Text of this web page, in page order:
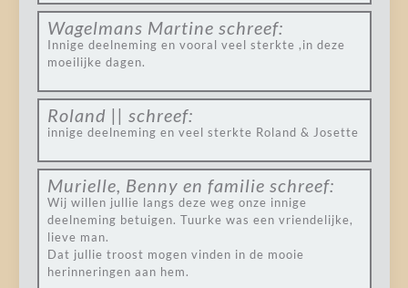
Wagelmans Martine schreef:
Innige deelneming en vooral veel sterkte ,in deze
moeilijke dagen.
Roland || schreef:
innige deelneming en veel sterkte Roland & Josette
Murielle, Benny en familie schreef:
Wij willen jullie langs deze weg onze innige
deelneming betuigen. Tuurke was een vriendelijke,
lieve man.
Dat jullie troost mogen vinden in de mooie
herinneringen aan hem.